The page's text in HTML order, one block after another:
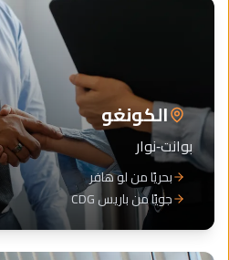
الكونغو
بوانت‑نوار
بحريًا من لو هافر
جويًا من باريس CDG